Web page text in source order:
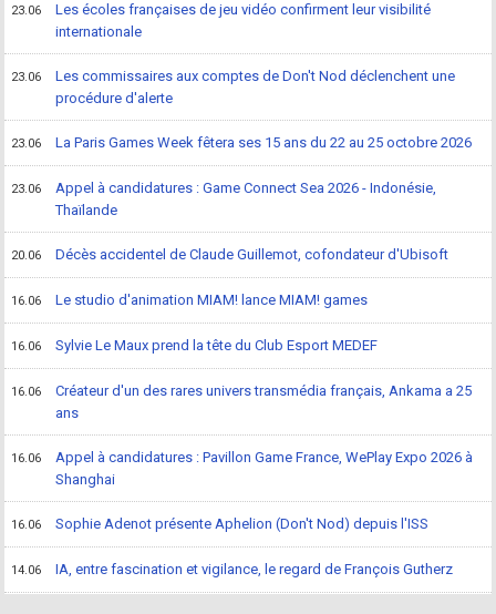
23.06
Les écoles françaises de jeu vidéo confirment leur visibilité
internationale
23.06
Les commissaires aux comptes de Don't Nod déclenchent une
procédure d'alerte
23.06 La Paris Games Week fêtera ses 15 ans du 22 au 25 octobre 2026
23.06
Appel à candidatures : Game Connect Sea 2026 - Indonésie,
Thaïlande
20.06 Décès accidentel de Claude Guillemot, cofondateur d'Ubisoft
16.06 Le studio d'animation MIAM! lance MIAM! games
16.06 Sylvie Le Maux prend la tête du Club Esport MEDEF
16.06
Créateur d'un des rares univers transmédia français, Ankama a 25
ans
16.06
Appel à candidatures : Pavillon Game France, WePlay Expo 2026 à
Shanghai
16.06 Sophie Adenot présente Aphelion (Don't Nod) depuis l'ISS
14.06 IA, entre fascination et vigilance, le regard de François Gutherz